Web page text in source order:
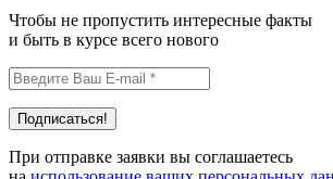
Чтобы не пропустить интересные факты
и быть в курсе всего нового
При отправке заявки вы соглашаетесь